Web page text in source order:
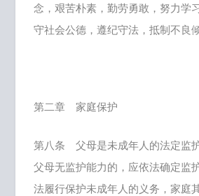
念，艰苦朴素，勤劳勇敢，努力学
守社会公德，遵纪守法，抵制不良
第二章 家庭保护
第八条 父母是未成年人的法定监
父母无监护能力的，应依法确定监
法履行保护未成年人的义务，家庭